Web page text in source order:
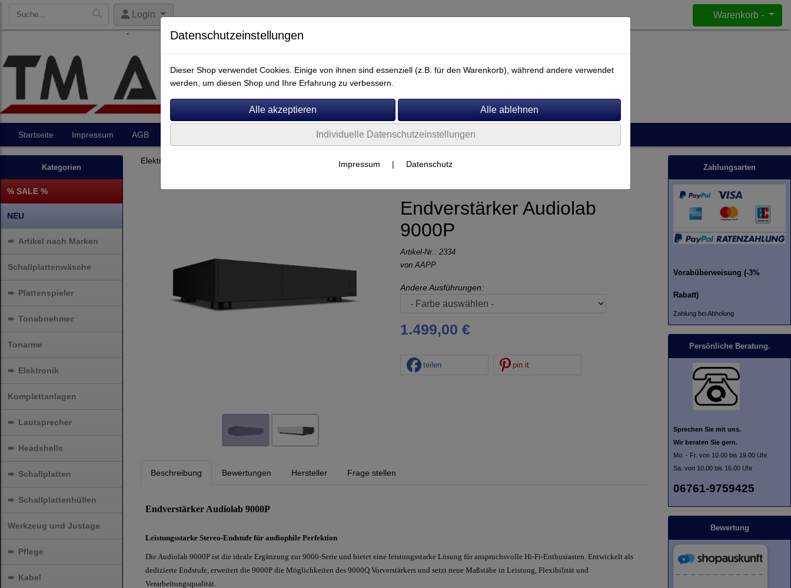
Login Warenkorb -
Startseite Impressum AGB
Kategorien
% SALE %
NEU
➨ Artikel nach Marken
Schallplattenwäsche
➨ Plattenspieler
➨ Tonabnehmer
Tonarme
➨ Elektronik
Komplettanlagen
➨ Lautsprecher
➨ Headshells
➨ Schallplatten
➨ Schallplattenhüllen
Werkzeug und Justage
➨ Pflege
➨ Kabel
Elektronik
Endverstärker Audiolab
9000P
Artikel-Nr.: 2334
vonAAPP
Andere Ausführungen:
1.499,00 €
teilen pin it
Beschreibung Bewertungen Hersteller Frage stellen
Endverstärker Audiolab 9000P
Leistungsstarke Stereo-Endstufe für audiophile Perfektion
Die Audiolab 9000P ist die ideale Ergänzung zur 9000-Serie und bietet eine leistungsstarke Lösung für anspruchsvolle Hi-Fi-Enthusiasten. Entwickelt als
dedizierte Endstufe, erweitert die 9000P die Möglichkeiten des 9000Q Vorverstärkers und setzt neue Maßstäbe in Leistung, Flexibilität und
Verarbeitungsqualität.
Zahlungsarten
Vorabüberweisung (-3%
Rabatt)
Zahlung bei Abholung
Persönliche Beratung.
Sprechen Sie mit uns.
Wir beraten Sie gern.
Mo. - Fr. von 10.00 bis 19.00 Uhr.
Sa. von 10.00 bis 16.00 Uhr
06761-9759425
Bewertung
Datenschutzeinstellungen
Dieser Shop verwendet Cookies. Einige von ihnen sind essenziell (z.B. für den Warenkorb), während andere verwendet
werden, um diesen Shop und Ihre Erfahrung zu verbessern.
Individuelle Datenschutzeinstellungen
Impressum | Datenschutz